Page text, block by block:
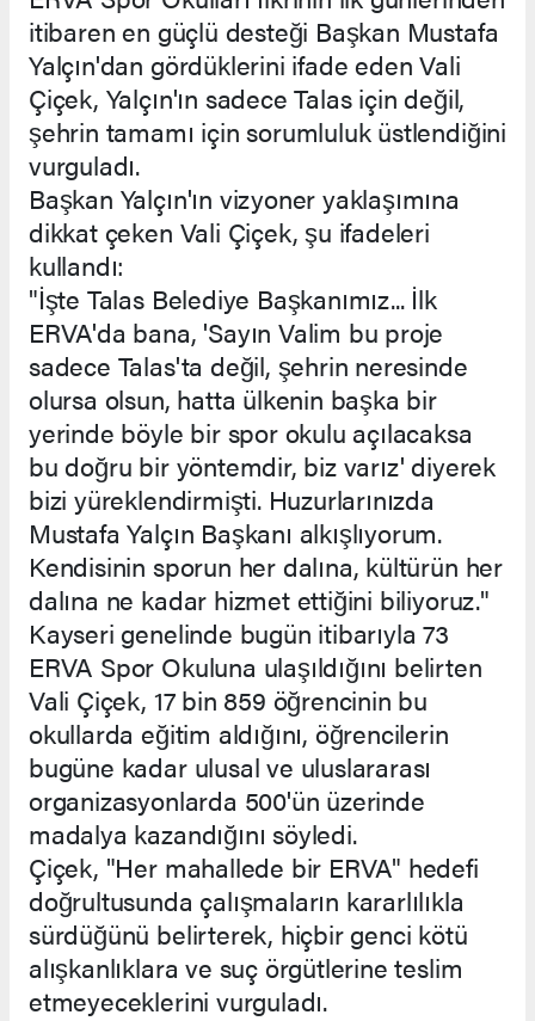
itibaren en güçlü desteği Başkan Mustafa
Yalçın'dan gördüklerini ifade eden Vali
Çiçek, Yalçın'ın sadece Talas için değil,
şehrin tamamı için sorumluluk üstlendiğini
vurguladı.
Başkan Yalçın'ın vizyoner yaklaşımına
dikkat çeken Vali Çiçek, şu ifadeleri
kullandı:
"İşte Talas Belediye Başkanımız... İlk
ERVA'da bana, 'Sayın Valim bu proje
sadece Talas'ta değil, şehrin neresinde
olursa olsun, hatta ülkenin başka bir
yerinde böyle bir spor okulu açılacaksa
bu doğru bir yöntemdir, biz varız' diyerek
bizi yüreklendirmişti. Huzurlarınızda
Mustafa Yalçın Başkanı alkışlıyorum.
Kendisinin sporun her dalına, kültürün her
dalına ne kadar hizmet ettiğini biliyoruz."
Kayseri genelinde bugün itibarıyla 73
ERVA Spor Okuluna ulaşıldığını belirten
Vali Çiçek, 17 bin 859 öğrencinin bu
okullarda eğitim aldığını, öğrencilerin
bugüne kadar ulusal ve uluslararası
organizasyonlarda 500'ün üzerinde
madalya kazandığını söyledi.
Çiçek, "Her mahallede bir ERVA" hedefi
doğrultusunda çalışmaların kararlılıkla
sürdüğünü belirterek, hiçbir genci kötü
alışkanlıklara ve suç örgütlerine teslim
etmeyeceklerini vurguladı.